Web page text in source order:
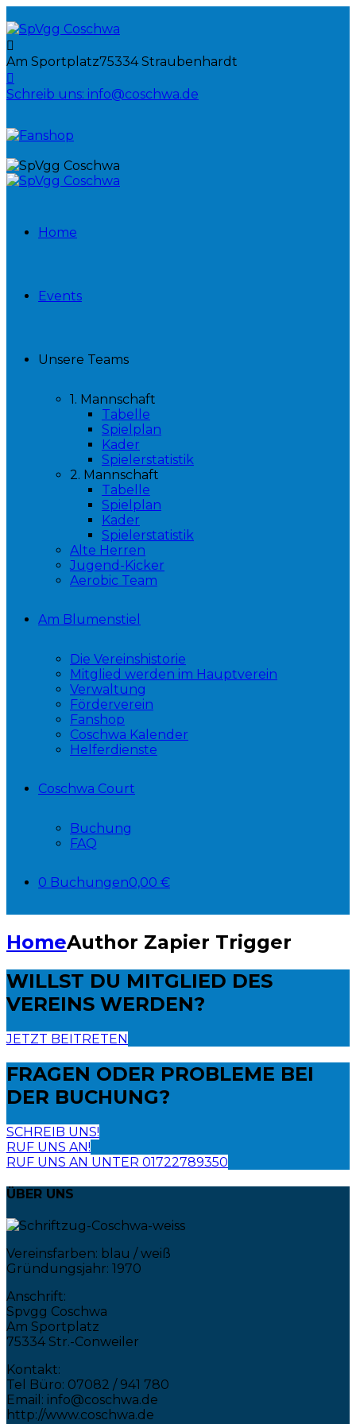
Am Sportplatz75334 Straubenhardt
Schreib uns: info@coschwa.de
Home
Events
Unsere Teams
1. Mannschaft
Tabelle
Spielplan
Kader
Spielerstatistik
2. Mannschaft
Tabelle
Spielplan
Kader
Spielerstatistik
Alte Herren
Jugend-Kicker
Aerobic Team
Am Blumenstiel
Die Vereinshistorie
Mitglied werden im Hauptverein
Verwaltung
Förderverein
Fanshop
Coschwa Kalender
Helferdienste
Coschwa Court
Buchung
FAQ
0 Buchungen0,00 €
HomeAuthor Zapier Trigger
WILLST DU MITGLIED DES
VEREINS WERDEN?
JETZT BEITRETEN
FRAGEN ODER PROBLEME BEI
DER BUCHUNG?
SCHREIB UNS!
RUF UNS AN!
RUF UNS AN UNTER 01722789350
ÜBER UNS
Vereinsfarben: blau / weiß
Gründungsjahr: 1970
Anschrift:
Spvgg Coschwa
Am Sportplatz
75334 Str.-Conweiler
Kontakt:
Tel Büro: 07082 / 941 780
Email: info@coschwa.de
http://www.coschwa.de